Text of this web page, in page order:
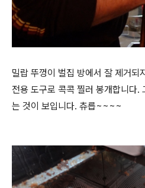
밀랍 뚜껑이 벌집 방에서 잘 제거되
전용 도구로 콕콕 찔러 봉개합니다.
는 것이 보입니다. 츄릅~~~~